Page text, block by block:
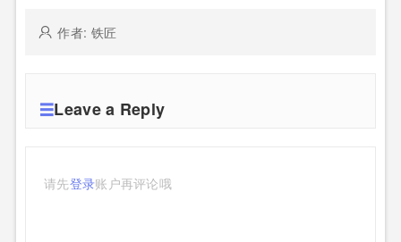
作者: 铁匠
Leave a Reply
请先登录账户再评论哦